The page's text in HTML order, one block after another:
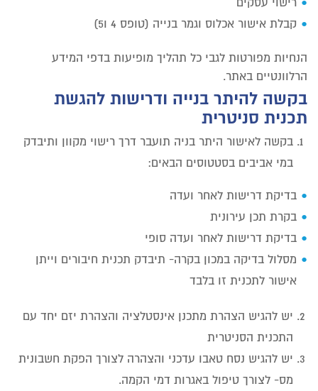
רישוי עסקים
קבלת אישור אכלוס וגמר בנייה (טופס 4 ו5)
הנחיות מפורטות לגבי כל תהליך מופיעות בדפי המידע
הרלוונטיים באתר.
בקשה להיתר בנייה ודרישות להגשת
תכנית סניטרית
בקשה לאישור היתר בניה תועבר דרך רישוי מקוון ותיבדק
במי אביבים בסטטוסים הבאים:
בדיקת דרישות לאחר ועדה
בקרת תכן עירונית
בדיקת דרישות לאחר ועדה סופי
מסלול בדיקה במכון בקרה- תיבדק תכנית חיבורים וייתן
אישור לתכנית זו בלבד
יש להגיש הצהרת מתכנן אינסטלציה והצהרת יזם יחד עם
התכנית הסניטרית
יש להגיש נסח טאבו עדכני והצהרה לצורך הפקת חשבונית
מס- לצורך טיפול באגרות דמי הקמה.